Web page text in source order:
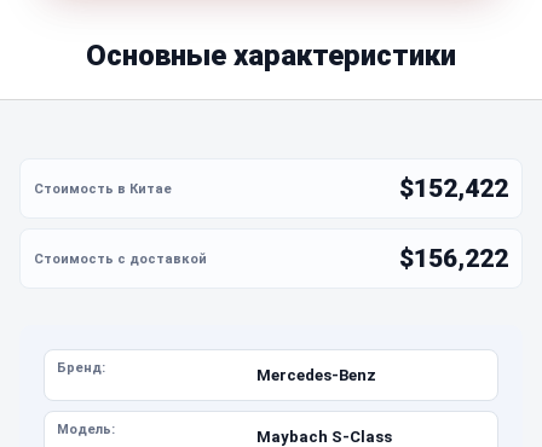
Основные характеристики
$152,422
$156,222
Бренд: Mercedes-Benz
Модель: Maybach S-Class